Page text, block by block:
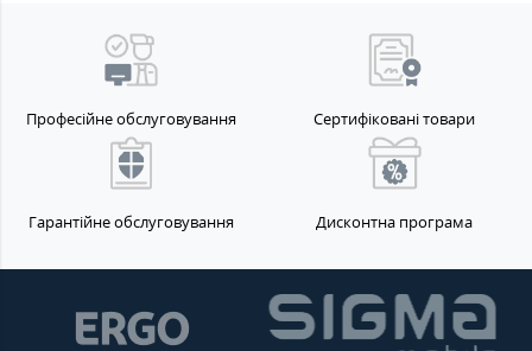
Професійне обслуговування Сертифіковані товари
Гарантійне обслуговування Дисконтна програма